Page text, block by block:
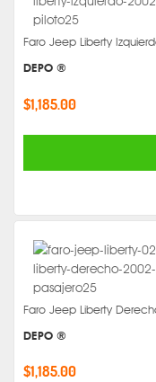
Faro Jeep Liberty
DEPO ®
$1,185.00
Faro Jeep Liberty
DEPO ®
$1,185.00